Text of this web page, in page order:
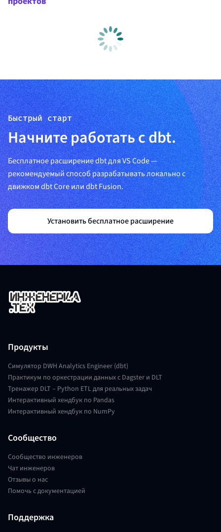
Быстрый старт
Начните работать с dbt.
Бесплатное расширение dbt для VS Code —
рекомендуемый способ разрабатывать локально с
движком dbt Core или dbt Fusion.
Установить бесплатное расширение
Продукты
Симулятор DWH Analytics Engineer (dbt)
Практикум по оркестрации данных с Dagster и DLT
Тренажер DLT – Python ETL для реальных задач
Интерактивный хендбук по Pandas
Интерактивный хендбук по NumPy
Сообщество
Сообщество инженеров
Чат инженеров
Отзывы о нас
Помочь с документацией
Поддержка